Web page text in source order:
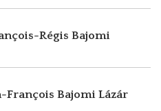
Régis Bajomi
François Bajomi Lázár